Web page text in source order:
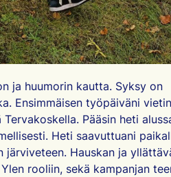
ja huumorin kautta. Syksy on
Ensimmäisen työpäiväni vietin
Pääsin heti
Heti saavuttuani
järviveteen. Hauskan ja
rooliin, sekä kampanjan